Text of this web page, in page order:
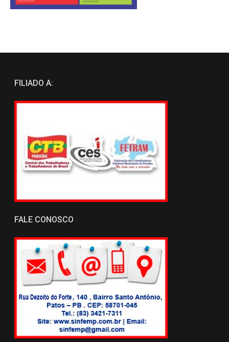
FILIADO A:
FALE CONOSCO